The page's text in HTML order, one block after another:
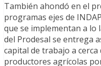
También ahondó en el
programas ejes de
que se implementan a lo
del Prodesal se entrega
capital de trabajo a cerca
productores agrícolas